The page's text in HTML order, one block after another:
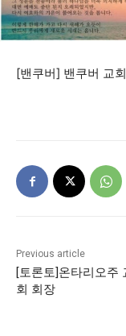
[밴쿠버] 밴쿠버 교
Previous article
[토론토]온타리오주
회 회장